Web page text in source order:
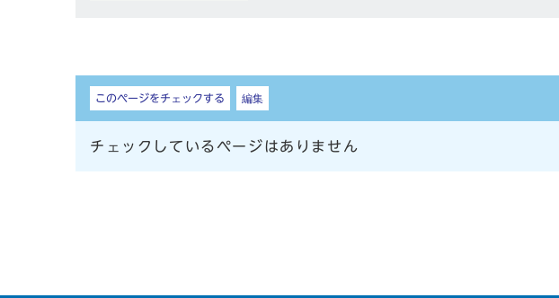
しおり
このページをチェックする 編集
チェックしているページはありません